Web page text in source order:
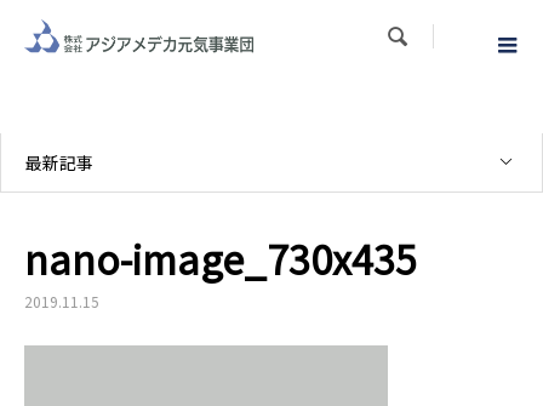

最新記事
nano-image_730x435
2019.11.15